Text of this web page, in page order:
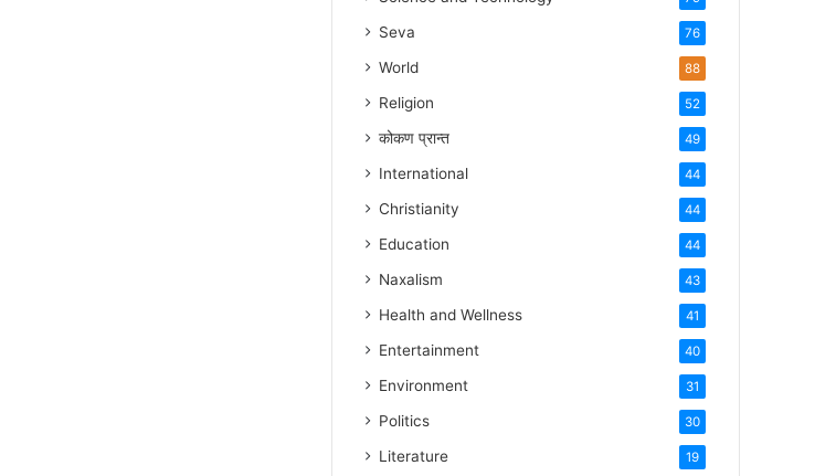
Seva 76
World 88
Religion 52
कोकण प्रान्त 49
International 44
Christianity 44
Education 44
Naxalism 43
Health and Wellness 41
Entertainment 40
Environment 31
Politics 30
Literature 19